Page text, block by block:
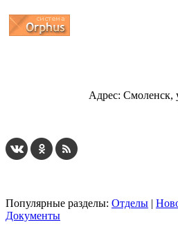
Адрес: Смоленск,
Популярные разделы: Отделы |
Документы